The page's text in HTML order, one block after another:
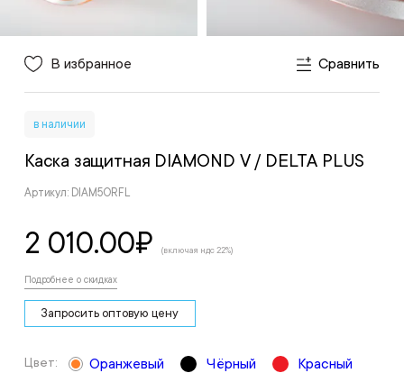
В избранное Сравнить
в наличии
Каска защитная DIAMOND V / DELTA PLUS
Артикул: DIAM5ORFL
2 010.00₽ (включая ндс 22%)
Подробнее о скидках
Запросить оптовую цену
Цвет: Оранжевый Чёрный
Красный